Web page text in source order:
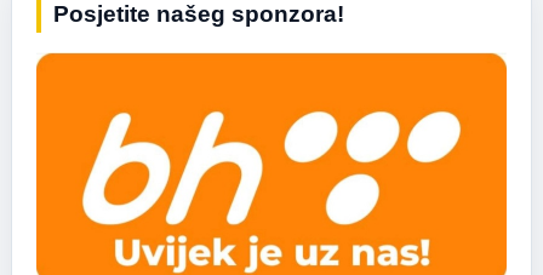
Posjetite našeg sponzora!